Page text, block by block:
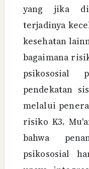
yang jika
terjadinya
kesehatan
bagaimana
psikososial
pendekatan
melalui
risiko K3.
bahwa
psikososial